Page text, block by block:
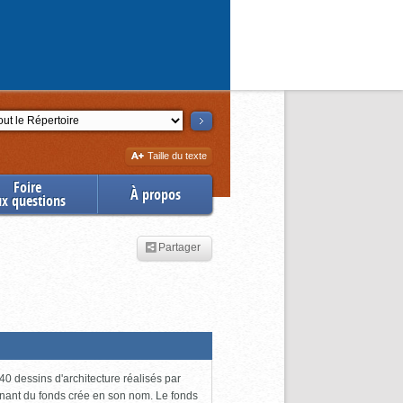
Augmenter
la
Taille du texte
Foire
questions À propos
Partager
dessins d'architecture réalisés par
du fonds crée en son nom. Le fonds